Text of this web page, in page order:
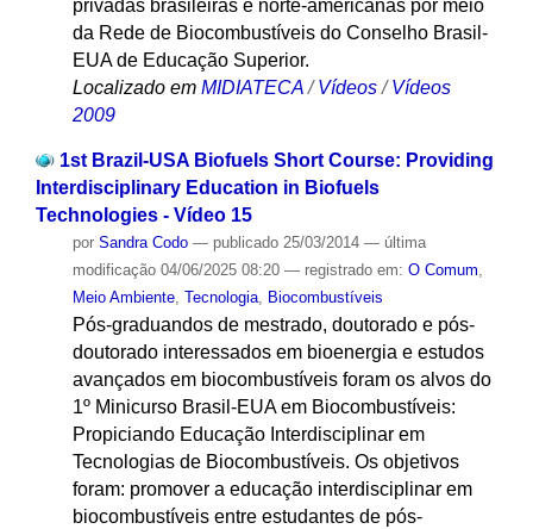
privadas brasileiras e norte-americanas por meio
da Rede de Biocombustíveis do Conselho Brasil-
EUA de Educação Superior.
Localizado em MIDIATECA /Vídeos /Vídeos
2009
1st Brazil-USA Biofuels Short Course: Providing
Interdisciplinary Education in Biofuels
Technologies - Vídeo 15
por Sandra Codo — publicado25/03/2014 — última
modificação04/06/2025 08:20 — registrado em: O Comum,
Meio Ambiente, Tecnologia, Biocombustíveis
Pós-graduandos de mestrado, doutorado e pós-
doutorado interessados em bioenergia e estudos
avançados em biocombustíveis foram os alvos do
1º Minicurso Brasil-EUA em Biocombustíveis:
Propiciando Educação Interdisciplinar em
Tecnologias de Biocombustíveis. Os objetivos
foram: promover a educação interdisciplinar em
biocombustíveis entre estudantes de pós-